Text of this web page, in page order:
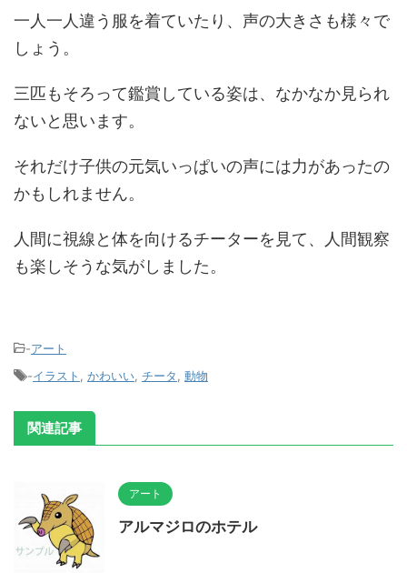
一人一人違う服を着ていたり、声の大きさも様々で
しょう。
三匹もそろって鑑賞している姿は、なかなか見られ
ないと思います。
それだけ子供の元気いっぱいの声には力があったの
かもしれません。
人間に視線と体を向けるチーターを見て、人間観察
も楽しそうな気がしました。
-アート
-イラスト かわいい チータ 動物
関連記事
アート
アルマジロのホテル